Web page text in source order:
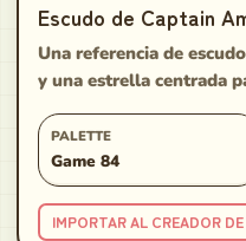
Escudo de Captain
Una referencia de
y una estrella centrada
PALETTE
Game 84
IMPORTAR AL CREADOR